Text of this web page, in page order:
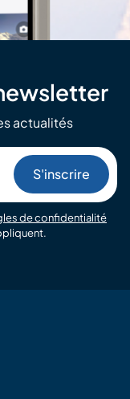
actualités
de confidentialité